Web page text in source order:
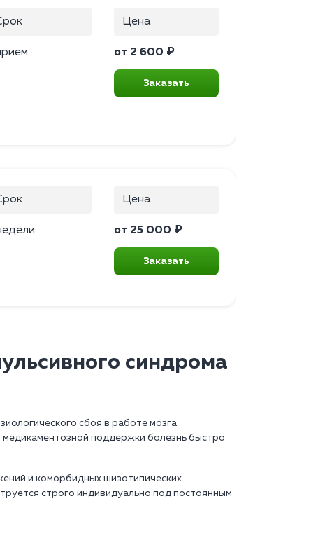
Цена
от 2 600 ₽
Заказать
Цена
от 25 000 ₽
Заказать
синдрома
сбоя в работе мозга.
поддержки болезнь быстро
и коморбидных шизотипических
строго индивидуально под постоянным